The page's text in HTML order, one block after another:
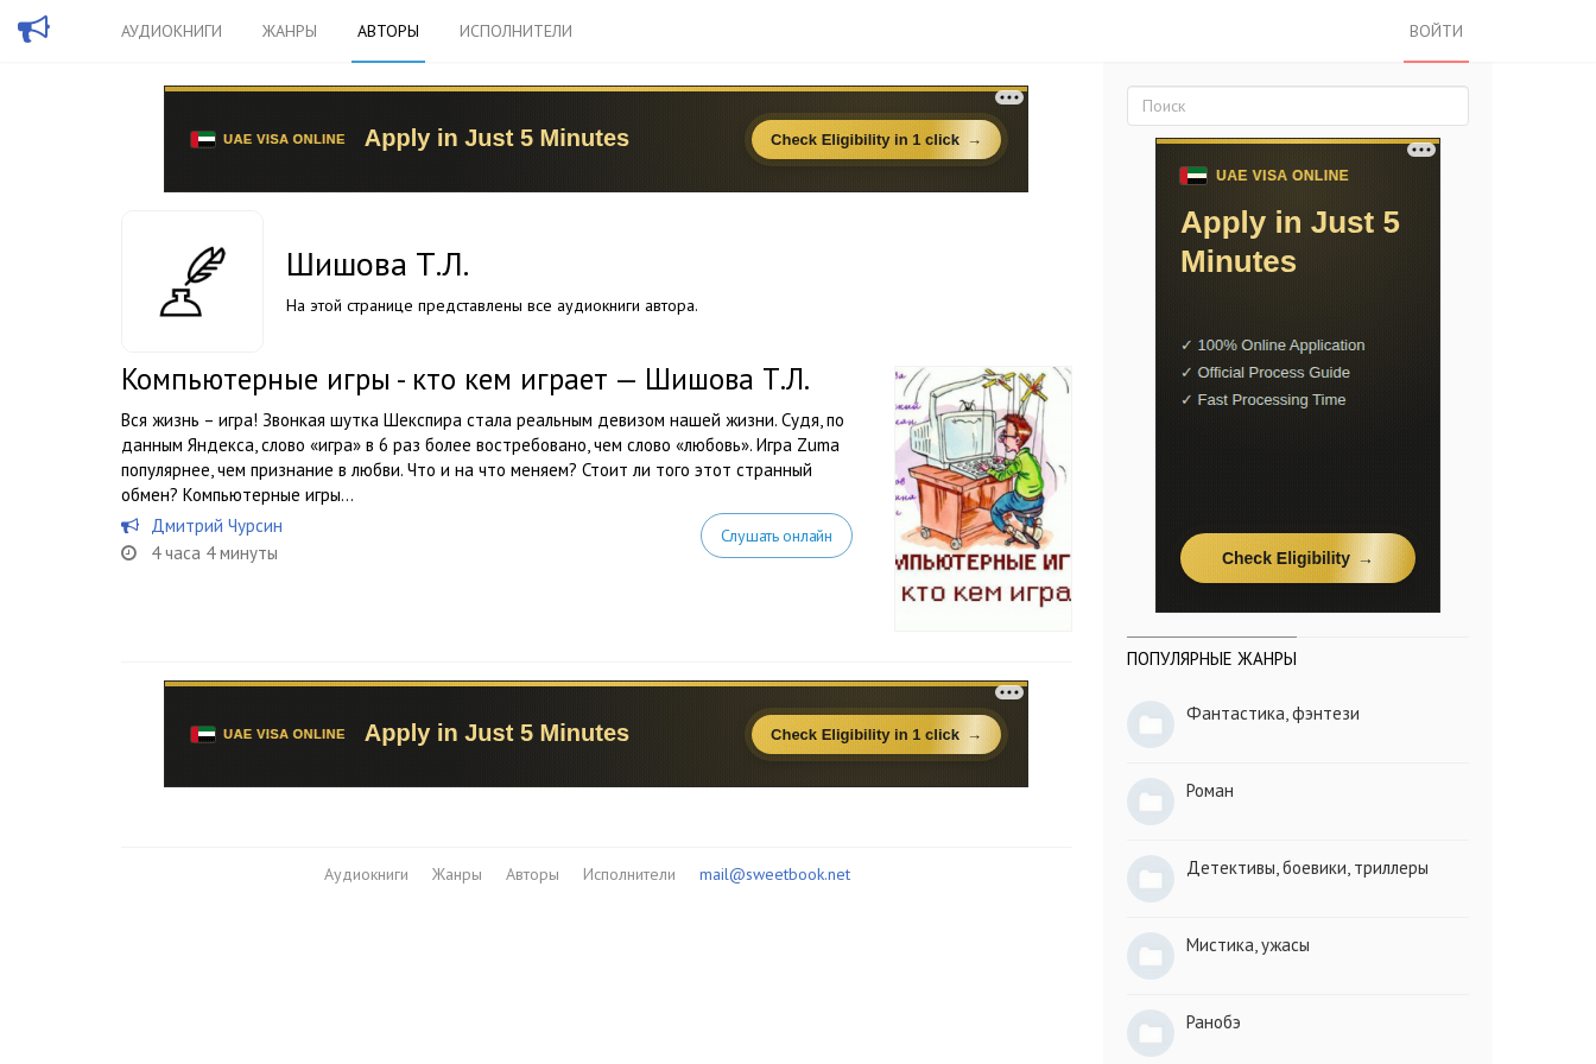
АУДИОКНИГИ ЖАНРЫ АВТОРЫ ИСПОЛНИТЕЛИ ВОЙТИ
Шишова Т.Л.
На этой странице представлены все аудиокниги автора.
Компьютерные игры - кто кем играет — Шишова Т.Л.
Вся жизнь – игра! Звонкая шутка Шекспира стала реальным девизом нашей жизни. Судя, по
данным Яндекса, слово «игра» в 6 раз более востребовано, чем слово «любовь». Игра Zuma
популярнее, чем признание в любви. Что и на что меняем? Стоит ли того этот странный
обмен? Компьютерные игры...
Дмитрий Чурсин
4 часа 4 минуты
Слушать онлайн
Аудиокниги Жанры Авторы Исполнители mail@sweetbook.net
ПОПУЛЯРНЫЕ ЖАНРЫ
Фантастика, фэнтези
Роман
Детективы, боевики, триллеры
Мистика, ужасы
Ранобэ